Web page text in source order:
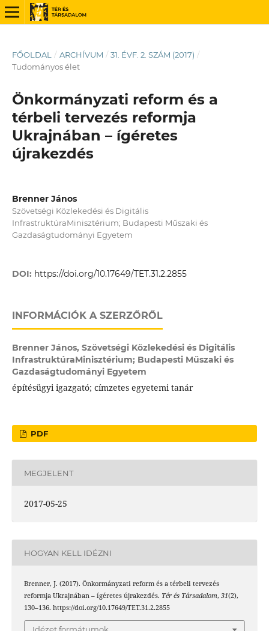
FŐOLDAL / ARCHÍVUM / 31. ÉVF. 2. SZÁM (2017) /
Tudományos élet
Önkormányzati reform és a
térbeli tervezés reformja
Ukrajnában – ígéretes
újrakezdés
Brenner János
Szövetségi Közlekedési és Digitális
InfrastruktúraMinisztérium; Budapesti Műszaki és
Gazdaságtudományi Egyetem
DOI: https://doi.org/10.17649/TET.31.2.2855
INFORMÁCIÓK A SZERZŐRŐL
Brenner János, Szövetségi Közlekedési és Digitális
InfrastruktúraMinisztérium; Budapesti Műszaki és
Gazdaságtudományi Egyetem
építésügyi igazgató; címzetes egyetemi tanár
PDF
MEGJELENT
2017-05-25
HOGYAN KELL IDÉZNI
Brenner, J. (2017). Önkormányzati reform és a térbeli tervezés
reformja Ukrajnában – ígéretes újrakezdés. Tér és Társadalom, 31(2),
130–136. https://doi.org/10.17649/TET.31.2.2855
Idézet formátumok